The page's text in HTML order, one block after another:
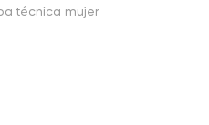
técnica mujer